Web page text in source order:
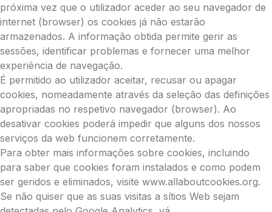
próxima vez que o utilizador aceder ao seu navegador de
internet (browser) os cookies já não estarão
armazenados. A informação obtida permite gerir as
sessões, identificar problemas e fornecer uma melhor
experiência de navegação.
É permitido ao utilizador aceitar, recusar ou apagar
cookies, nomeadamente através da seleção das definições
apropriadas no respetivo navegador (browser). Ao
desativar cookies poderá impedir que alguns dos nossos
serviços da web funcionem corretamente.
Para obter mais informações sobre cookies, incluindo
para saber que cookies foram instalados e como podem
ser geridos e eliminados, visite www.allaboutcookies.org.
Se não quiser que as suas visitas a sítios Web sejam